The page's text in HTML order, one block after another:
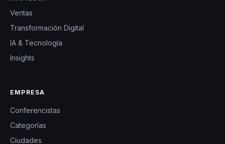
Ventas
Transformación Digital
IA & Tecnología
Insights
EMPRESA
Conferencistas
Categorías
Ciudades